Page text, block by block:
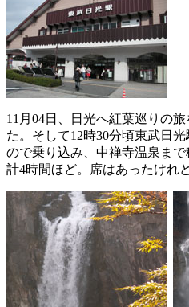
11月04日、日光へ紅葉巡りの
た。そして12時30分頃東武日
ので乗り込み、中禅寺温泉ま
計4時間ほど。席はあったけれ